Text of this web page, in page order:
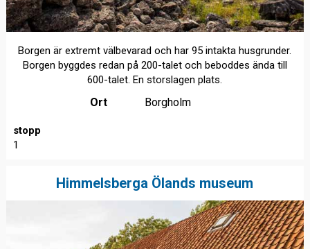
Borgen är extremt välbevarad och har 95 intakta husgrunder.
Borgen byggdes redan på 200-talet och beboddes ända till
600-talet. En storslagen plats.
Ort Borgholm
stopp
1
Himmelsberga Ölands museum